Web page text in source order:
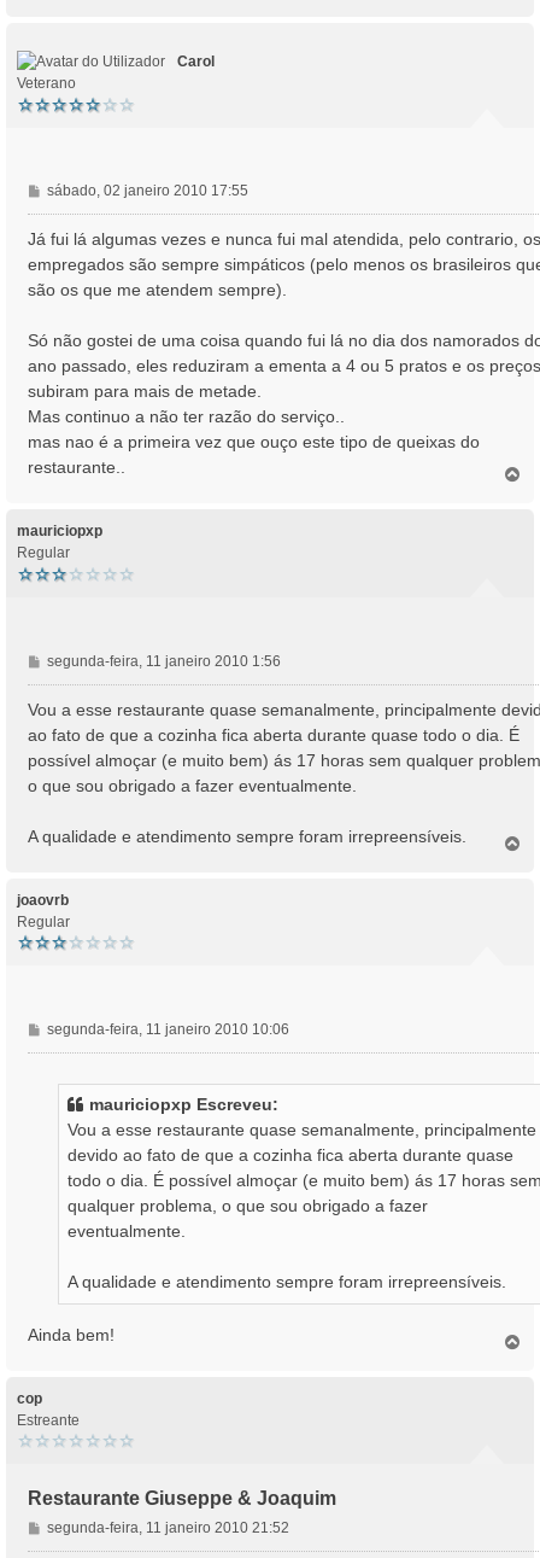
Carol
Veterano
M
e
n
g
m
sábado, 02 janeiro 2010 17:55
Já fui lá algumas vezes e nunca fui mal atendida, pelo contrario, os
empregados são sempre simpáticos (pelo menos os brasileiros
são os que me atendem sempre).
Só não gostei de uma coisa quando fui lá no dia dos namorados
ano passado, eles reduziram a ementa a 4 ou 5 pratos e os preços
subiram para mais de metade.
Mas continuo a não ter razão do serviço..
mas nao é a primeira vez que ouço este tipo de queixas do
restaurante..
mauriciopxp
Regular
M
e
a
g
e
segunda-feira, 11 janeiro 2010 1:56
Vou a esse restaurante quase semanalmente, principalmente
ao fato de que a cozinha fica aberta durante quase todo o dia. É
possível almoçar (e muito bem) ás 17 horas sem qualquer
o que sou obrigado a fazer eventualmente.
A qualidade e atendimento sempre foram irrepreensíveis.
joaovrb
Regular
M
e
segunda-feira, 11 janeiro 2010 10:06
mauriciopxp Escreveu:
Vou a esse restaurante quase semanalmente, principalmente
devido ao fato de que a cozinha fica aberta durante quase
todo o dia. É possível almoçar (e muito bem) ás 17 horas
qualquer problema, o que sou obrigado a fazer
eventualmente.
A qualidade e atendimento sempre foram irrepreensíveis.
Ainda bem!
cop
Estreante
Restaurante Giuseppe & Joaquim
M
e
segunda-feira, 11 janeiro 2010 21:52